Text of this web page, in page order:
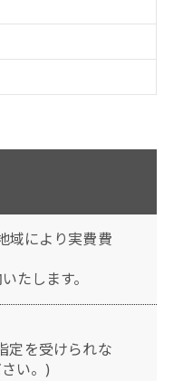
域により実費費
たします。
定を受けられな
い。)